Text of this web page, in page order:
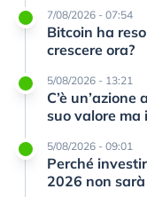
7/08/2026 - 07:54
Bitcoin ha
crescere ora?
5/08/2026 - 13:21
C’è
suo valore
5/08/2026 - 09:01
Perché
2026 non